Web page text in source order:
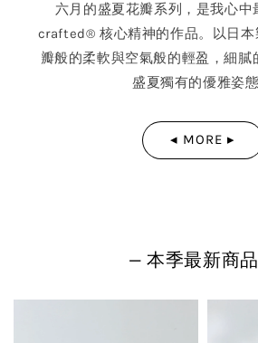
六月的盛夏花瓣系列，是我心
crafted® 核心精神的作品。以日本
瓣般的柔軟與空氣般的輕盈，細膩
盛夏獨有的優雅姿態
◂ MORE ▸
— 本季最新商